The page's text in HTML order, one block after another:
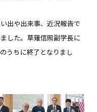
出や出来事、近況報告で
した。草薙信照副学長に
うちに終了となりまし